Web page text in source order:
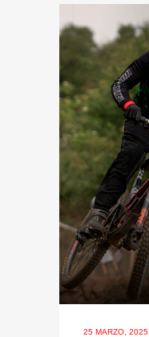
25 MARZO, 2025